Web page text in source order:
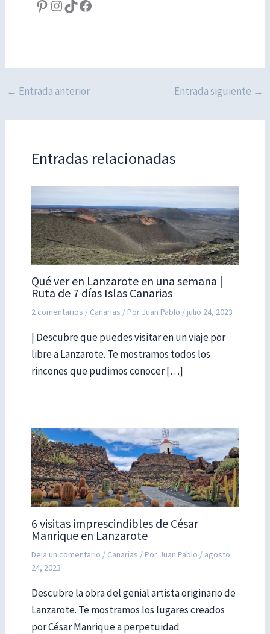
Pinterest
Instagram
TikTokFacebook
← Entrada anterior Entrada siguiente →
Entradas relacionadas
Qué ver en Lanzarote en una semana |
Ruta de 7 días Islas Canarias
2 comentarios / Canarias / Por Juan Pablo / julio 24, 2023
| Descubre que puedes visitar en un viaje por
libre a Lanzarote. Te mostramos todos los
rincones que pudimos conocer […]
6 visitas imprescindibles de César
Manrique en Lanzarote
Deja un comentario / Canarias / Por Juan Pablo / agosto
24, 2023
Descubre la obra del genial artista originario de
Lanzarote. Te mostramos los lugares creados
por César Manrique a perpetuidad